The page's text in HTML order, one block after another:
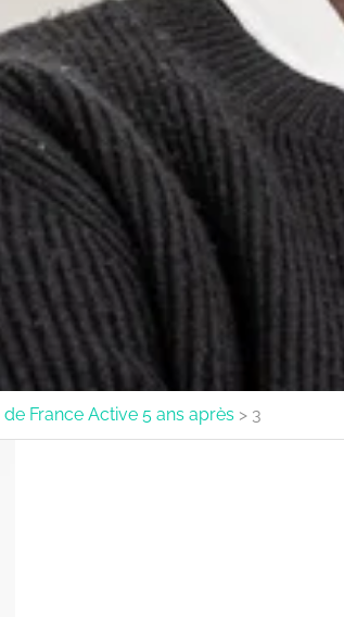
France Active 5 ans après > 3